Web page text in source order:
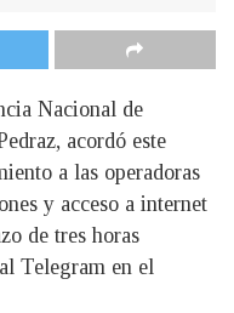
Nacional de
acordó este
a las operadoras
y acceso a internet
de tres horas
Telegram en el